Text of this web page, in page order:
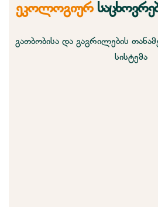
ეკოლოგიურ
გათბობისა და გაგრილების
სისტემა